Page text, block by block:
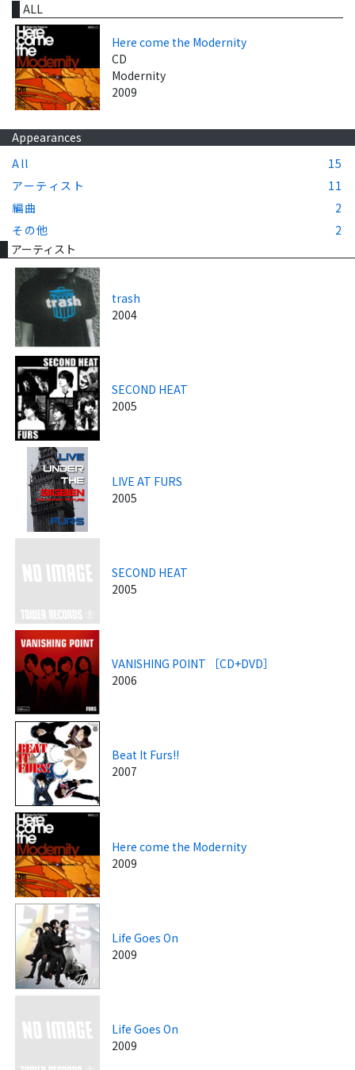
ALL
Here come the Modernity
CD
Modernity
2009
Appearances
All
15
アーティスト
11
編曲
2
その他
2
アーティスト
trash
2004
SECOND HEAT
2005
LIVE AT FURS
2005
SECOND HEAT
2005
VANISHING POINT ［CD+DVD］
2006
Beat It Furs!!
2007
Here come the Modernity
2009
Life Goes On
2009
Life Goes On
2009